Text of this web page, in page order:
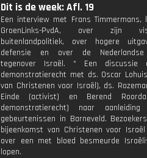
Dit is de week: Afl. 19
Een interview met Frans Timmermans,
GroenLinks-PvdA, over zijn
buitenlandpolitiek, over hogere
defensie en over de Nederlandse
tegenover Israël. * Een discussie
demonstratierecht met ds. Oscar
van Christenen voor Israël), ds.
Einde (activist) en Berend
demonstratierecht) naar
gebeurtenissen in Barneveld.
bijeenkomst van Christenen voor
over een met bloed besmeurde
lopen.